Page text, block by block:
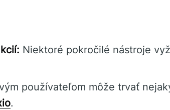
Niektoré pokročilé nástroje
používateľom môže trvať
.